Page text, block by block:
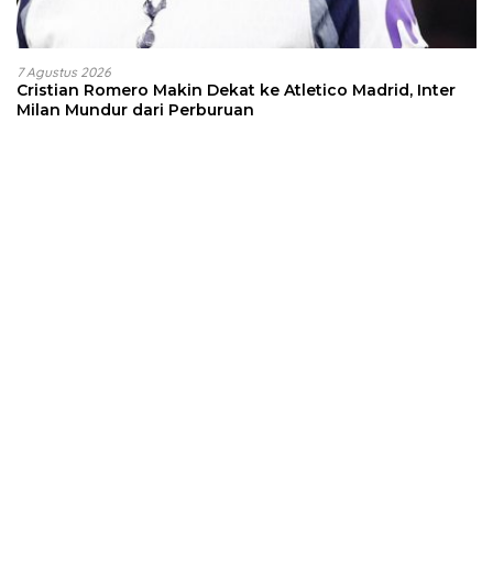
7 Agustus 2026
Cristian Romero Makin Dekat ke Atletico Madrid, Inter
Milan Mundur dari Perburuan